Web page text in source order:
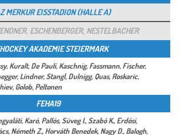
MERKUR EISSTADION (HALLE A)
ESCHENBERGER, NESTELBACHER
AKADEMIE STEIERMARK
Kuralt, De Pauli, Kaschnig, Fassmann, Fischer,
Lindner, Stangl, Dulnigg, Quas, Roskaric,
Golob, Peltonen
FEHA19
Karó, Pallós, Süveg I., Szabó K., Erdősi,
Németh Z., Horváth Benedek, Nagy D., Balogh,